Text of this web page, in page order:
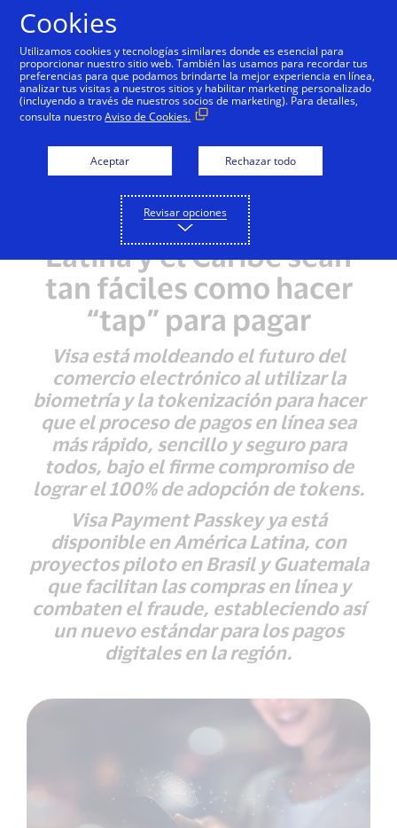
NOTAS DE PRENSA
Simples, rápidos,
seguros: Visa está
haciendo que los pagos
en línea en América
Latina y el Caribe sean
tan fáciles como hacer
“tap” para pagar
Visa está moldeando el futuro del
comercio electrónico al utilizar la
biometría y la tokenización para hacer
que el proceso de pagos en línea sea
más rápido, sencillo y seguro para
todos, bajo el firme compromiso de
lograr el 100% de adopción de tokens.
Visa Payment Passkey ya está
disponible en América Latina, con
proyectos piloto en Brasil y Guatemala
que facilitan las compras en línea y
combaten el fraude, estableciendo así
un nuevo estándar para los pagos
digitales en la región.
Cookies
Utilizamos cookies y tecnologías similares donde es esencial para
proporcionar nuestro sitio web. También las usamos para recordar tus
preferencias para que podamos brindarte la mejor experiencia en línea,
analizar tus visitas a nuestros sitios y habilitar marketing personalizado
(incluyendo a través de nuestros socios de marketing). Para detalles,
consulta nuestroAviso de Cookies.
Aceptar Rechazar todo
Revisar opciones